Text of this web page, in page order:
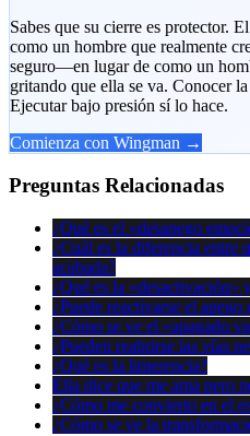
Sabes que su cierre es protector.
como un hombre que realmente
seguro—en lugar de como un
gritando que ella se va. Conocer
Ejecutar bajo presión sí lo hace.
Comienza con Wingman →
Preguntas Relacionadas
¿Qué es el «desapego
¿Cuál es la diferencia entre
acabada?
¿Qué es la «desactivación»
¿Puede reactivarse el apego
¿Cómo se ve el «apagado
¿Pueden reabrirse las vías
¿Qué es la limerencia?
Ella dice que me ama pero
¿Cómo me convierto en el
¿Cómo se ve la